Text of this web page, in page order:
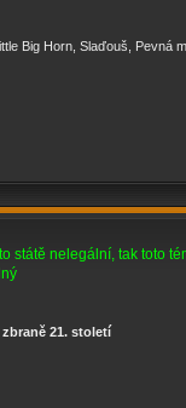
Big Horn, Slaďouš, Pevná
státě nelegální, tak toto
21. století